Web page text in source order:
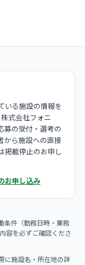
いる施設の情報を
式会社フォニ
募の受付・選考の
から施設への直接
掲載停止のお申し
お申し込み
条件（勤務日時・業務
容を必ずご確認くださ
に施設名・所在地の詳